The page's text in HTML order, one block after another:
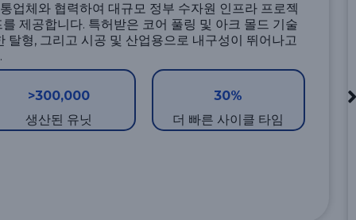
업체와 협력하여 대규모 정부 수자원 인프라 프로젝
제공합니다. 특허받은 코어 풀링 및 아크 몰드 기술
탈형, 그리고 시공 및 산업용으로 내구성이 뛰어나고
>300,000
생산된 유닛
30%
더 빠른 사이클 타임